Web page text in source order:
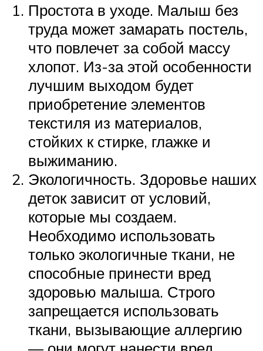
Простота в уходе. Малыш без
труда может замарать постель,
что повлечет за собой массу
хлопот. Из-за этой особенности
лучшим выходом будет
приобретение элементов
текстиля из материалов,
стойких к стирке, глажке и
выжиманию.
Экологичность. Здоровье наших
деток зависит от условий,
которые мы создаем.
Необходимо использовать
только экологичные ткани, не
способные принести вред
здоровью малыша. Строго
запрещается использовать
ткани, вызывающие аллергию